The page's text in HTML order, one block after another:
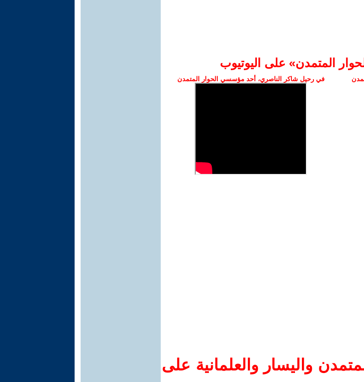
المتمدن» على اليوتيوب
في رحيل شاكر الناصري، أحد مؤسسي الحوار المتمدن
واليسار والعلمانية على